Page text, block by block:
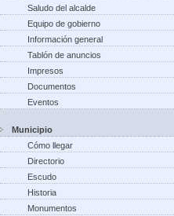
Saludo del alcalde
Equipo de gobierno
Información general
Tablón de anuncios
Impresos
Documentos
Eventos
Municipio
Cómo llegar
Directorio
Escudo
Historia
Monumentos